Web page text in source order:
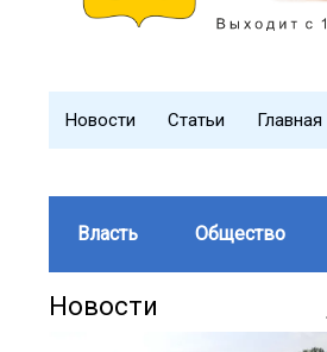
Новости Статьи Главная
Власть Общество
Новости